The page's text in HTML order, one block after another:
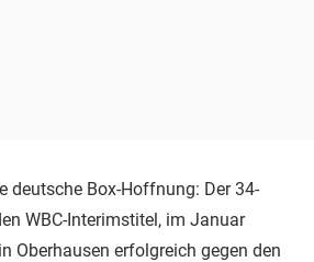
deutsche Box-Hoffnung: Der 34-
WBC-Interimstitel, im Januar
Oberhausen erfolgreich gegen den